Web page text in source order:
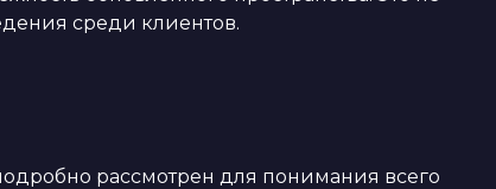
среди клиентов.
рассмотрен для понимания всего